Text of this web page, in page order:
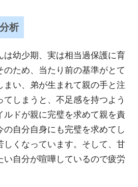
析
は幼少期、実は相当過保護に育
のため、当たり前の基準がとて
まい、弟が生まれて親の手と注
てしまうと、不足感を持つよう
ルドが親に完璧を求めて親を責
の自分自身にも完璧を求めてし
しくなっています。そして、甘
い自分が喧嘩しているので疲労